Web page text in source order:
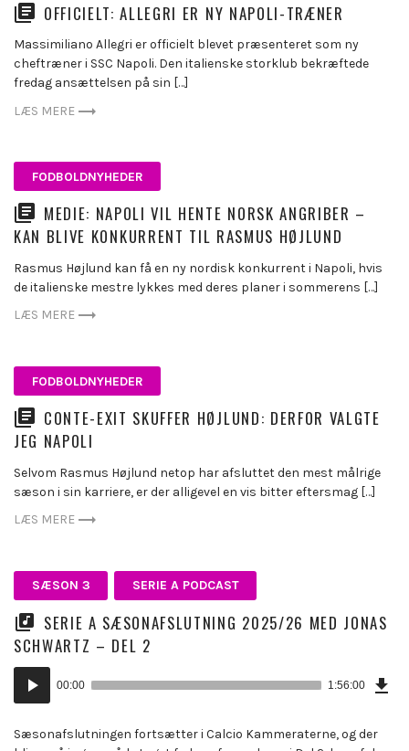
OFFICIELT: ALLEGRI ER NY NAPOLI-TRÆNER
Massimiliano Allegri er officielt blevet præsenteret som ny
cheftræner i SSC Napoli. Den italienske storklub bekræftede
fredag ansættelsen på sin […]
LÆS MERE
FODBOLDNYHEDER
MEDIE: NAPOLI VIL HENTE NORSK ANGRIBER –
KAN BLIVE KONKURRENT TIL RASMUS HØJLUND
Rasmus Højlund kan få en ny nordisk konkurrent i Napoli, hvis
de italienske mestre lykkes med deres planer i sommerens […]
LÆS MERE
FODBOLDNYHEDER
CONTE-EXIT SKUFFER HØJLUND: DERFOR VALGTE
JEG NAPOLI
Selvom Rasmus Højlund netop har afsluttet den mest målrige
sæson i sin karriere, er der alligevel en vis bitter eftersmag […]
LÆS MERE
SÆSON 3 SERIE A PODCAST
SERIE A SÆSONAFSLUTNING 2025/26 MED JONAS
SCHWARTZ – DEL 2
Lydafspiller
00:00 1:56:00
Sæsonafslutningen fortsætter i Calcio Kammeraterne, og der